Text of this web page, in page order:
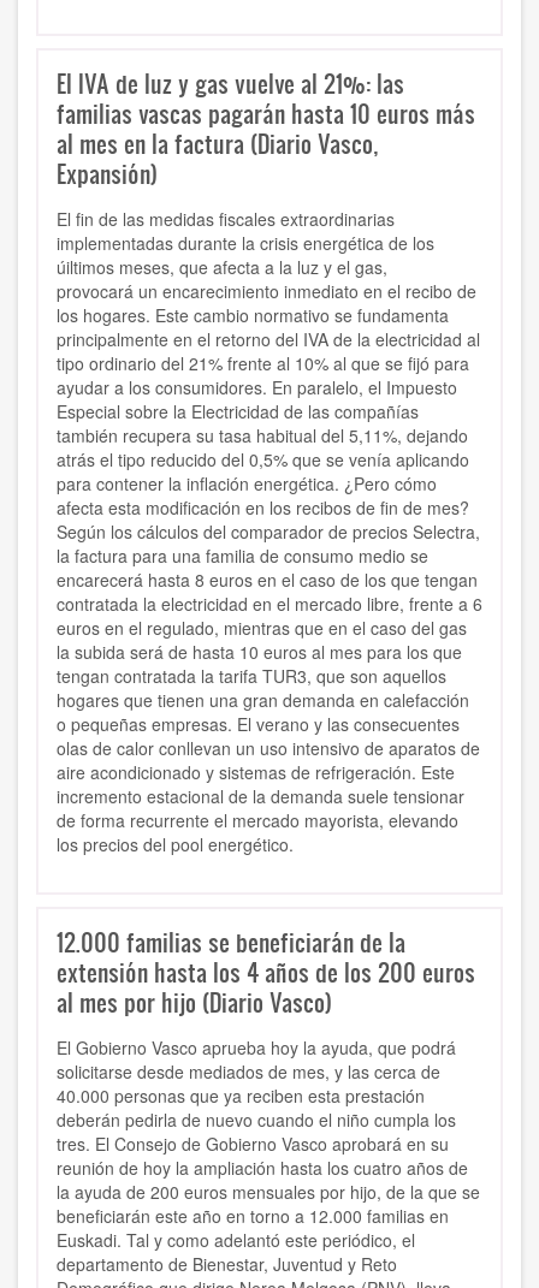
El IVA de luz y gas vuelve al 21%: las
familias vascas pagarán hasta 10 euros más
al mes en la factura (Diario Vasco,
Expansión)
El fin de las medidas fiscales extraordinarias
implementadas durante la crisis energética de los
úiltimos meses, que afecta a la luz y el gas,
provocará un encarecimiento inmediato en el recibo de
los hogares. Este cambio normativo se fundamenta
principalmente en el retorno del IVA de la electricidad al
tipo ordinario del 21% frente al 10% al que se fijó para
ayudar a los consumidores. En paralelo, el Impuesto
Especial sobre la Electricidad de las compañías
también recupera su tasa habitual del 5,11%, dejando
atrás el tipo reducido del 0,5% que se venía aplicando
para contener la inflación energética. ¿Pero cómo
afecta esta modificación en los recibos de fin de mes?
Según los cálculos del comparador de precios Selectra,
la factura para una familia de consumo medio se
encarecerá hasta 8 euros en el caso de los que tengan
contratada la electricidad en el mercado libre, frente a 6
euros en el regulado, mientras que en el caso del gas
la subida será de hasta 10 euros al mes para los que
tengan contratada la tarifa TUR3, que son aquellos
hogares que tienen una gran demanda en calefacción
o pequeñas empresas. El verano y las consecuentes
olas de calor conllevan un uso intensivo de aparatos de
aire acondicionado y sistemas de refrigeración. Este
incremento estacional de la demanda suele tensionar
de forma recurrente el mercado mayorista, elevando
los precios del pool energético.
12.000 familias se beneficiarán de la
extensión hasta los 4 años de los 200 euros
al mes por hijo (Diario Vasco)
El Gobierno Vasco aprueba hoy la ayuda, que podrá
solicitarse desde mediados de mes, y las cerca de
40.000 personas que ya reciben esta prestación
deberán pedirla de nuevo cuando el niño cumpla los
tres. El Consejo de Gobierno Vasco aprobará en su
reunión de hoy la ampliación hasta los cuatro años de
la ayuda de 200 euros mensuales por hijo, de la que se
beneficiarán este año en torno a 12.000 familias en
Euskadi. Tal y como adelantó este periódico, el
departamento de Bienestar, Juventud y Reto